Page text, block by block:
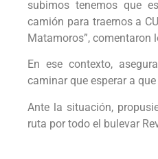
subimos tenemos que
camión para traernos a
Matamoros”, comentaron
En ese contexto,
caminar que esperar a
Ante la situación,
ruta por todo el bulevar